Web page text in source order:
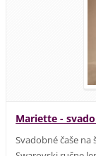
Mariette -
Svadobné čaše